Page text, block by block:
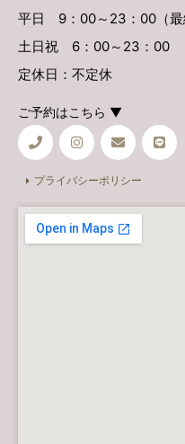
平日 9：00～23：00（最
土日祝 6：00～23：00
定休日：不定休
ご予約はこちら ▼
プライバシーポリシー